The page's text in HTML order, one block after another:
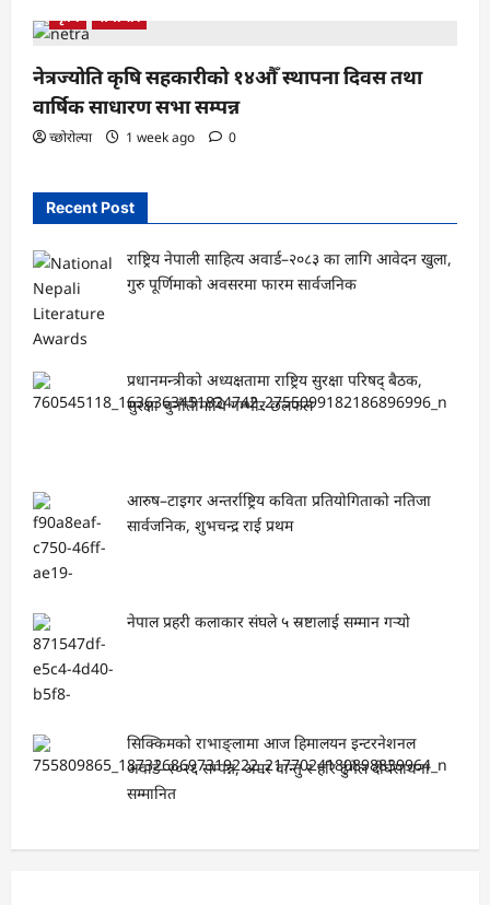
कृषि
समाचार
नेत्रज्योति कृषि सहकारीको १४औँ स्थापना दिवस तथा
वार्षिक साधारण सभा सम्पन्न
च्छोरोल्पा 1 week ago 0
Recent Post
राष्ट्रिय नेपाली साहित्य अवार्ड–२०८३ का लागि आवेदन खुला,
गुरु पूर्णिमाको अवसरमा फारम सार्वजनिक
प्रधानमन्त्रीको अध्यक्षतामा राष्ट्रिय सुरक्षा परिषद् बैठक,
सुरक्षा चुनौतीमाथि गम्भीर छलफल
आरुष–टाइगर अन्तर्राष्ट्रिय कविता प्रतियोगिताको नतिजा
सार्वजनिक, शुभचन्द्र राई प्रथम
नेपाल प्रहरी कलाकार संघले ५ स्रष्टालाई सम्मान गर्‍यो
सिक्किमको राभाङ्लामा आज हिमालयन इन्टरनेशनल
अवार्ड–२०२६ सम्पन्न, अमर वान्तु र हरि ढुंगेल दीर्घसाधना
सम्मानित